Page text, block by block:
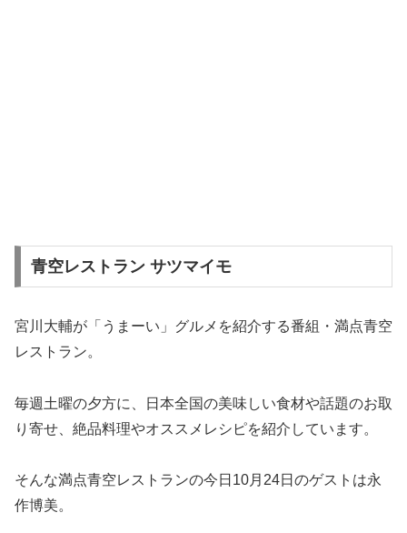
青空レストラン サツマイモ
宮川大輔が「うまーい」グルメを紹介する番組・満点青空
レストラン。
毎週土曜の夕方に、日本全国の美味しい食材や話題のお取
り寄せ、絶品料理やオススメレシピを紹介しています。
そんな満点青空レストランの今日10月24日のゲストは永
作博美。